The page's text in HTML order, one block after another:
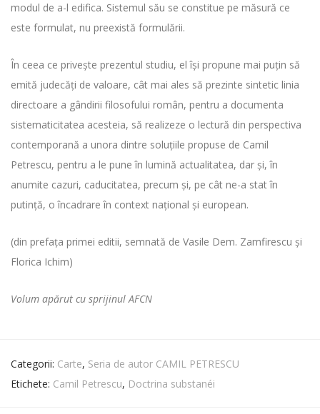
modul de a-l edifica. Sistemul său se constitue pe măsură ce
este formulat, nu preexistă formulării.
În ceea ce priveşte prezentul studiu, el îşi propune mai puţin să
emită judecăţi de valoare, cât mai ales să prezinte sintetic linia
directoare a gândirii filosofului român, pentru a documenta
sistematicitatea acesteia, să realizeze o lectură din perspectiva
contemporană a unora dintre soluţiile propuse de Camil
Petrescu, pentru a le pune în lumină actualitatea, dar şi, în
anumite cazuri, caducitatea, precum şi, pe cât ne-a stat în
putinţă, o încadrare în context naţional şi european.
(din prefaţa primei editii, semnată de Vasile Dem. Zamfirescu şi
Florica Ichim)
Volum apărut cu sprijinul AFCN
Categorii: Carte, Seria de autor CAMIL PETRESCU
Etichete: Camil Petrescu, Doctrina substanéi